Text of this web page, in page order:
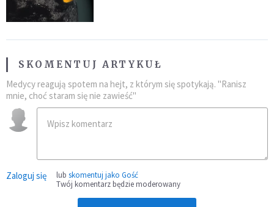
SKOMENTUJ ARTYKUŁ
Medycy reagują spotem na hejt, z którym się spotykają. "Ranisz
mnie, choć staram się nie zawieść"
Zaloguj się lub skomentuj jako Gość
Twój komentarz będzie moderowany